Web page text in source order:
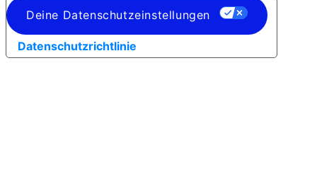
Datenschutzrichtlinie
Deine Datenschutzeinstellungen